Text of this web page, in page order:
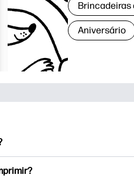
Brincadeiras
Aniversário